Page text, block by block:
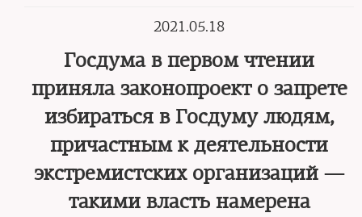
2021.05.18
Госдума в первом чтении
приняла законопроект о запрете
избираться в Госдуму людям,
причастным к деятельности
экстремистских организаций —
такими власть намерена